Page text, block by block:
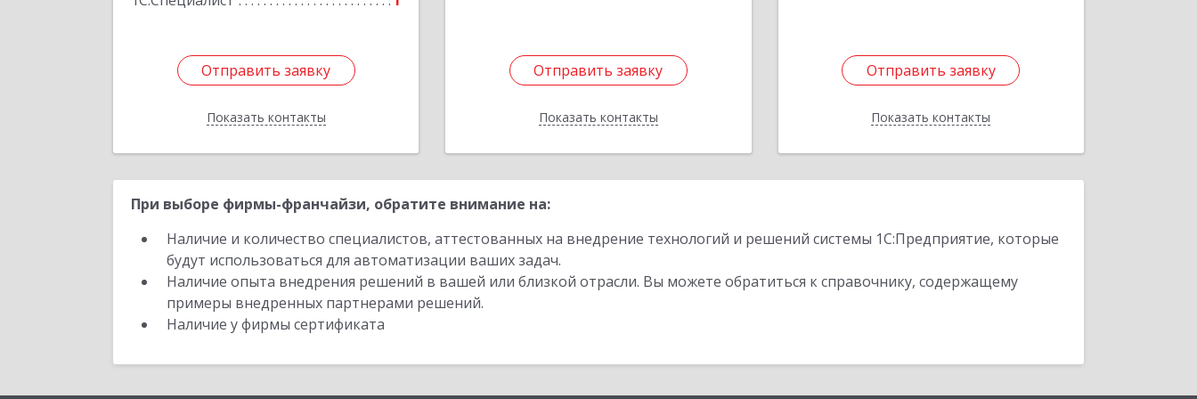
Отправить заявку
Показать контакты
Отправить заявку
Назад
Отправить заявку
Показать контакты
Отправить заявку
Назад
Отправить заявку
Показать контакты
Отправить заявку
Назад
При выборе фирмы-франчайзи, обратите внимание на:
Наличие и количество специалистов, аттестованных на внедрение технологий и решений системы 1С:Предприятие, которые
будут использоваться для автоматизации ваших задач.
Наличие опыта внедрения решений в вашей или близкой отрасли. Вы можете обратиться к справочнику, содержащему
примеры внедренных партнерами решений.
Наличие у фирмы сертификата